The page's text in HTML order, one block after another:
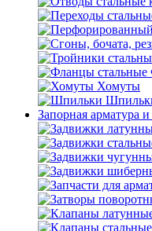
Хомуты
Запорная арматура